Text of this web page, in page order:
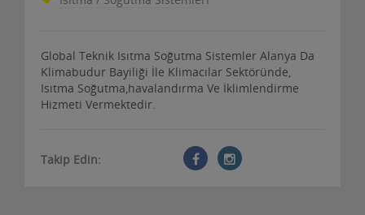
Global Teknik Isıtma Soğutma Sistemler Alanya Da
Klimabudur Bayiliği İle Klimacılar Sektöründe,
Isıtma Soğutma,havalandırma Ve İklimlendirme
Hizmeti Vermektedir.
Takip Edin: